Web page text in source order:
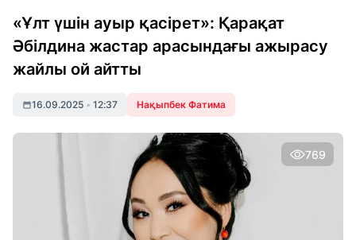
«Ұлт үшін ауыр қасірет»: Қарақат
Әбілдина жастар арасындағы ажырасу
жайлы ой айтты
16.09.2025 • 12:37 Нақыпбек Фатима
769